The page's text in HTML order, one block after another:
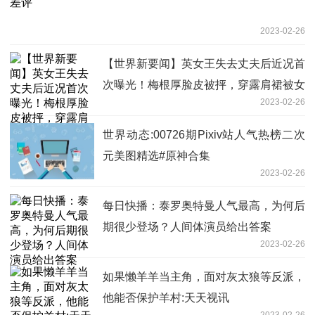
2023-02-26
【世界新要闻】英女王失去丈夫后近况首
次曝光！梅根厚脸皮被抨，穿露肩裙被女
2023-02-26
世界动态:00726期Pixiv站人气热榜二次
元美图精选#原神合集
2023-02-26
每日快播：泰罗奥特曼人气最高，为何后
期很少登场？人间体演员给出答案
2023-02-26
如果懒羊羊当主角，面对灰太狼等反派，
他能否保护羊村:天天视讯